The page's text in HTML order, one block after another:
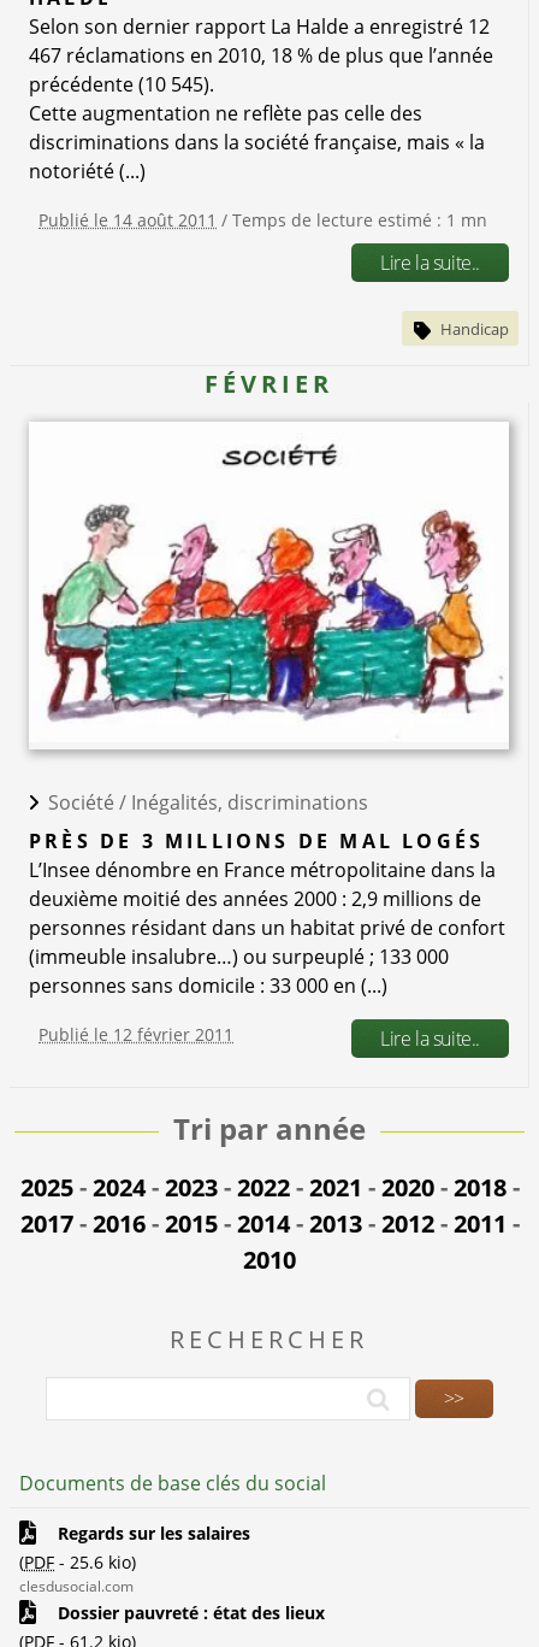
Selon son dernier rapport La Halde a enregistré 12
467 réclamations en 2010, 18 % de plus que l’année
précédente (10 545).
Cette augmentation ne reflète pas celle des
discriminations dans la société française, mais « la
notoriété (...)
Publié le 14 août 2011 / Temps de lecture estimé : 1 mn
Lire la suite..
Handicap
FÉVRIER
Société / Inégalités, discriminations
PRÈS DE 3 MILLIONS DE MAL LOGÉS
L’Insee dénombre en France métropolitaine dans la
deuxième moitié des années 2000 : 2,9 millions de
personnes résidant dans un habitat privé de confort
(immeuble insalubre…) ou surpeuplé ; 133 000
personnes sans domicile : 33 000 en (...)
Publié le 12 février 2011 Lire la suite..
Tri par année
2025-2024-2023-2022-2021 -2020-2018-
2017-2016-2015-2014-2013-2012-2011 -
2010
RECHERCHER
Documents de base clés du social
Regards sur les salaires
(PDF - 25.6 kio)
clesdusocial.com
Dossier pauvreté : état des lieux
(PDF - 61.2 kio)